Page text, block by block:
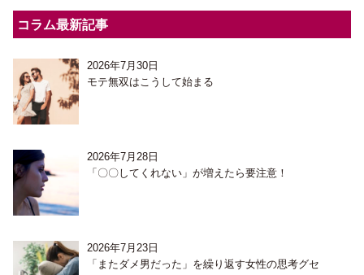
コラム最新記事
2026年7月30日
モテ無双はこうして始まる
2026年7月28日
「〇〇してくれない」が増えたら要注意！
2026年7月23日
「またダメ男だった」を繰り返す女性の思考グセ